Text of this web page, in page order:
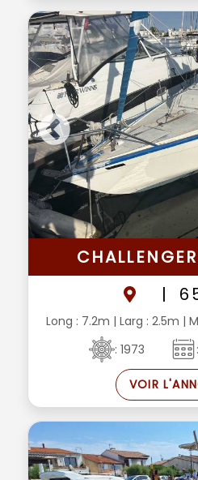
|
6
Long : 7.2m | Larg : 2.5m |
: 1973
VOIR